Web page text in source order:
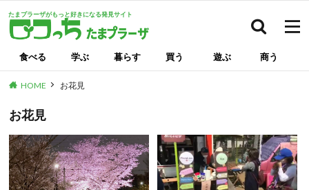
たまプラーザがもっと好きになる発見サイト
食べる 学ぶ 暮らす 買う 遊ぶ 商う
HOME お花見
お花見